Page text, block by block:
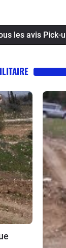
La finition est
professionnel.
les avis Pick-